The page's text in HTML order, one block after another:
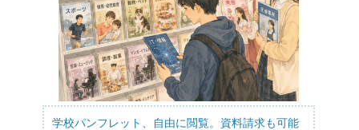
学校パンフレット、自由に閲覧。資料請求も可能